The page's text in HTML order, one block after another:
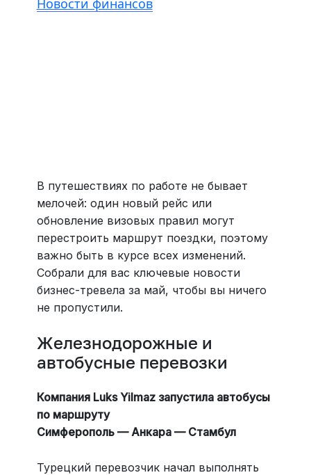
Новости финансов
В путешествиях по работе не бывает
мелочей: один новый рейс или
обновление визовых правил могут
перестроить маршрут поездки, поэтому
важно быть в курсе всех изменений.
Собрали для вас ключевые новости
бизнес-тревела за май, чтобы вы ничего
не пропустили.
Железнодорожные и
автобусные перевозки
Компания Luks Yilmaz запустила автобусы
по маршруту
Симферополь — Анкара — Стамбул
Турецкий перевозчик начал выполнять